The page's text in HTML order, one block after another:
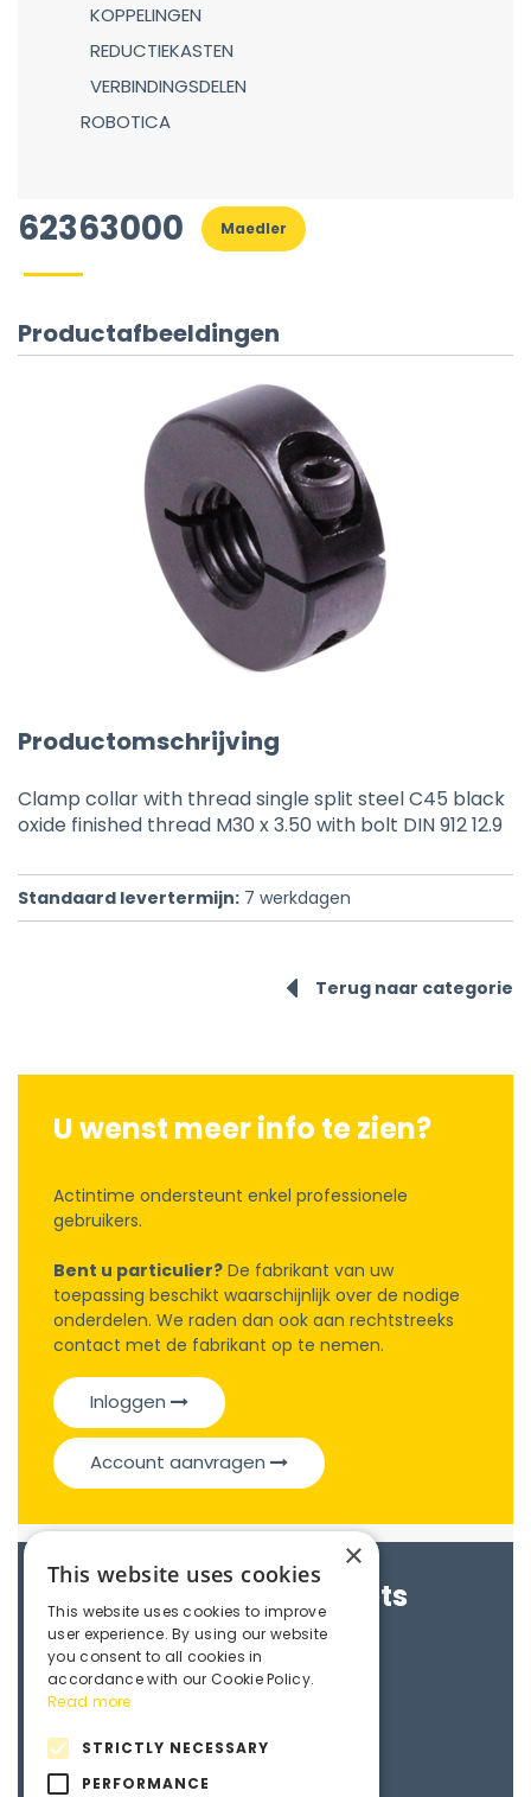
KOPPELINGEN
REDUCTIEKASTEN
VERBINDINGSDELEN
ROBOTICA
62363000 Maedler
Productafbeeldingen
Productomschrijving
Clamp collar with thread single split steel C45 black
oxide finished thread M30 x 3.50 with bolt DIN 912 12.9
Standaard levertermijn: 7 werkdagen
Terug naar categorie
U wenst meer info te zien?
Actintime ondersteunt enkel professionele
gebruikers.
Bent u particulier? De fabrikant van uw
toepassing beschikt waarschijnlijk over de nodige
onderdelen. We raden dan ook aan rechtstreeks
contact met de fabrikant op te nemen.
Inloggen
Account aanvragen
Brochures & Datasheets
Maedler e-catalogue
3D File
×
This website uses cookies
This website uses cookies to improve
user experience. By using our website
you consent to all cookies in
accordance with our Cookie Policy.
Read more
STRICTLY NECESSARY
PERFORMANCE